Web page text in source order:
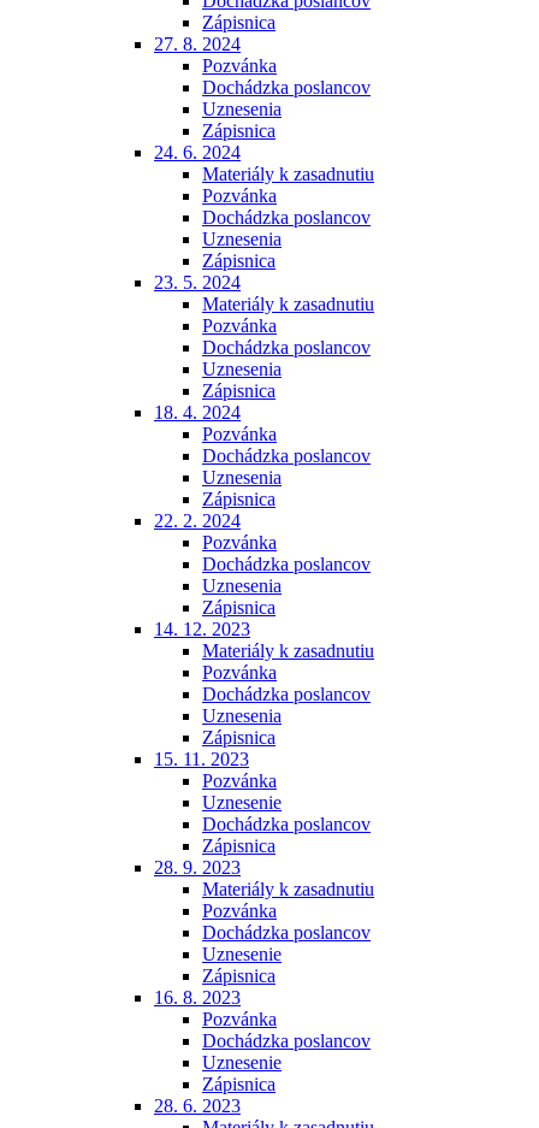
Zápisnica
27. 8. 2024
Pozvánka
Dochádzka poslancov
Uznesenia
Zápisnica
24. 6. 2024
Materiály k zasadnutiu
Pozvánka
Dochádzka poslancov
Uznesenia
Zápisnica
23. 5. 2024
Materiály k zasadnutiu
Pozvánka
Dochádzka poslancov
Uznesenia
Zápisnica
18. 4. 2024
Pozvánka
Dochádzka poslancov
Uznesenia
Zápisnica
22. 2. 2024
Pozvánka
Dochádzka poslancov
Uznesenia
Zápisnica
14. 12. 2023
Materiály k zasadnutiu
Pozvánka
Dochádzka poslancov
Uznesenia
Zápisnica
15. 11. 2023
Pozvánka
Uznesenie
Dochádzka poslancov
Zápisnica
28. 9. 2023
Materiály k zasadnutiu
Pozvánka
Dochádzka poslancov
Uznesenie
Zápisnica
16. 8. 2023
Pozvánka
Dochádzka poslancov
Uznesenie
Zápisnica
28. 6. 2023